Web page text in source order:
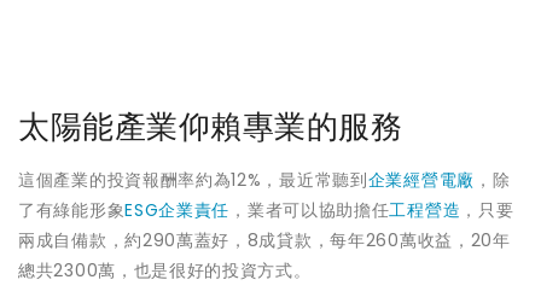
太陽能產業仰賴專業的服務
這個產業的投資報酬率約為12%，最近常聽到企業經營電廠 ，除
了有綠能形象ESG企業責任 ，業者可以協助擔任工程營造 ，只要
兩成自備款，約290萬蓋好，8成貸款，每年260萬收益，20年
總共2300萬，也是很好的投資方式。